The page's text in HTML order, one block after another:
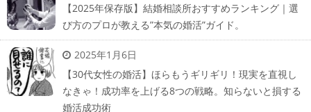
【2025年保存版】結婚相談所おすすめランキング｜選
び方のプロが教える”本気の婚活”ガイド。
2025年1月6日
【30代女性の婚活】ほらもうギリギリ！現実を直視し
なきゃ！成功率を上げる8つの戦略。知らないと損する
婚活成功術